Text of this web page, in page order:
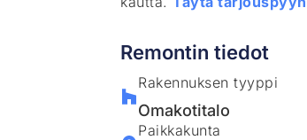
Remontin tiedot
Rakennuksen tyyppi
Omakotitalo
Paikkakunta